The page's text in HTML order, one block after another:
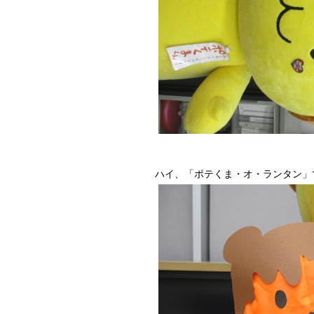
ハイ、「ポテくま・オ・ランタン」